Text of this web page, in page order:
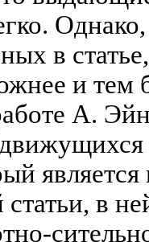
в
и тем
А.
в